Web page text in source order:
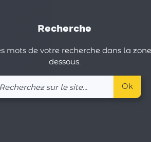
Recherche
mots de votre recherche dans la
dessous.
Ok